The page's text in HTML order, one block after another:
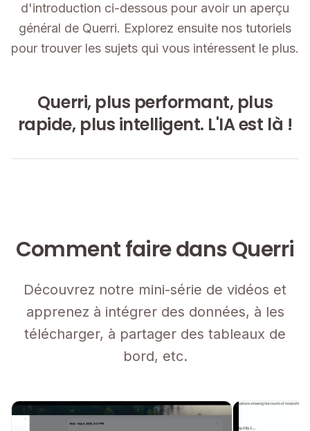
d'introduction ci-dessous pour avoir un aperçu
général de Querri. Explorez ensuite nos tutoriels
pour trouver les sujets qui vous intéressent le plus.
Querri, plus performant, plus
rapide, plus intelligent. L'IA est là !
Comment faire dans Querri
Découvrez notre mini-série de vidéos et
apprenez à intégrer des données, à les
télécharger, à partager des tableaux de
bord, etc.